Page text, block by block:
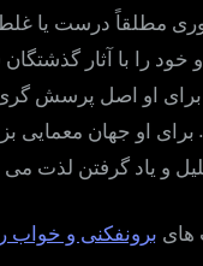
مطلقاً درست یا
او خود را با آثار
برای او اصل پرسش
. برای او جهان معمایی
و یاد گرفتن لذت می
های برونفکنی و خواب